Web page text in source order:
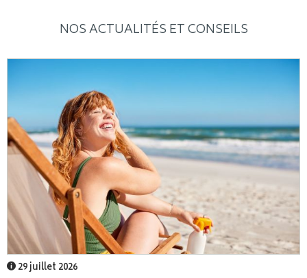
NOS ACTUALITÉS ET CONSEILS
29 juillet 2026